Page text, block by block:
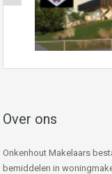
Over ons
Onkenhout Makelaars
bemiddelen in